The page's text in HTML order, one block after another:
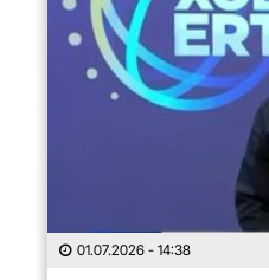
01.07.2026 - 14:38